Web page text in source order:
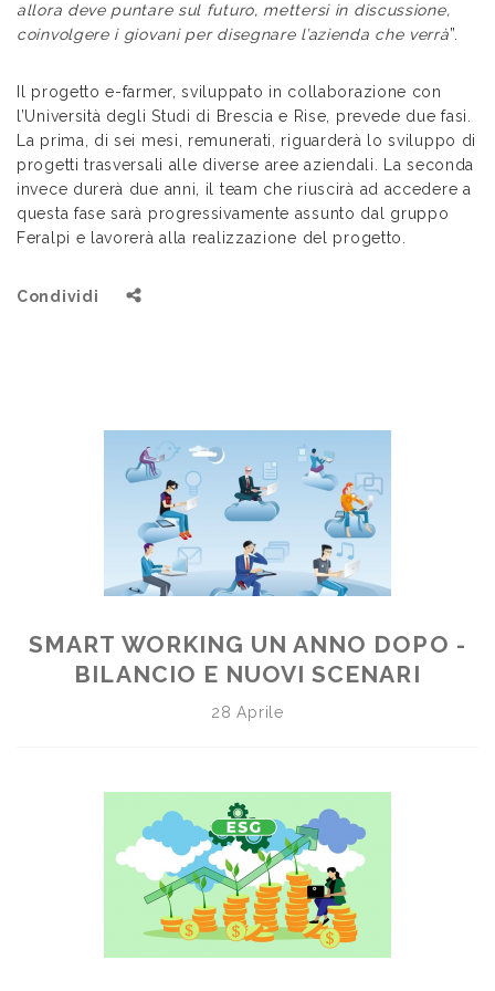
allora deve puntare sul futuro, mettersi in discussione,
coinvolgere i giovani per disegnare l’azienda che verrà”.
Il progetto e-farmer, sviluppato in collaborazione con
l’Università degli Studi di Brescia e Rise, prevede due fasi.
La prima, di sei mesi, remunerati, riguarderà lo sviluppo di
progetti trasversali alle diverse aree aziendali. La seconda
invece durerà due anni, il team che riuscirà ad accedere a
questa fase sarà progressivamente assunto dal gruppo
Feralpi e lavorerà alla realizzazione del progetto.
Condividi
SMART WORKING UN ANNO DOPO -
BILANCIO E NUOVI SCENARI
28 Aprile